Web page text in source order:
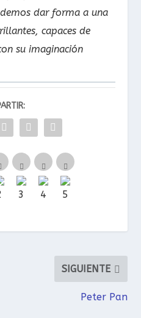
dar forma a una
capaces de
su imaginación
SIGUIENTE
Peter Pan